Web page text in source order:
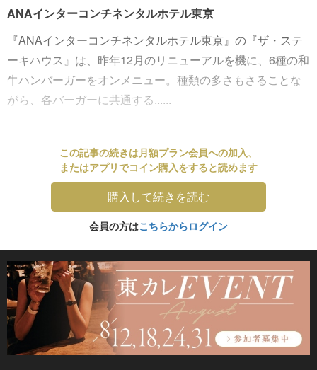
ANAインターコンチネンタルホテル東京
『ANAインターコンチネンタルホテル東京』の『ザ・ステ
ーキハウス』は、昨年12月のリニューアルを機に、6種の和
牛ハンバーガーをオンメニュー。種類の多さもさることな
がら、各バーガーに共通する......
この記事の続きは月額プラン会員への加入、
またはアプリでコイン購入をすると読めます
購入して続きを読む
会員の方はこちらからログイン